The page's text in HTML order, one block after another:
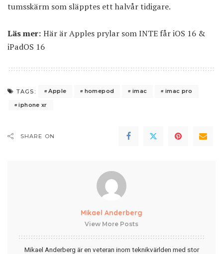
tumsskärm som släpptes ett halvår tidigare.
Läs mer: Här är Apples prylar som INTE får iOS 16 &
iPadOS 16
TAGS: Apple homepod imac
imac pro
iphone xr
SHARE ON
Mikael Anderberg
View More Posts
Mikael Anderberg är en veteran inom teknikvärlden med stor